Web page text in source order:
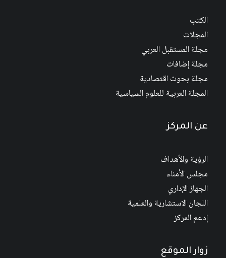
الكتب
المجلات
مجلة المستقبل العربي
مجلة إضافات
مجلة بحوث اقتصادية
المجلة العربية للعلوم السياسية
عن المركز
الرؤية والأهداف
مجلس الأمناء
الجهاز الإداري
اللجان الاستشارية والعلمية
إدعم المركز
زوار الموقع